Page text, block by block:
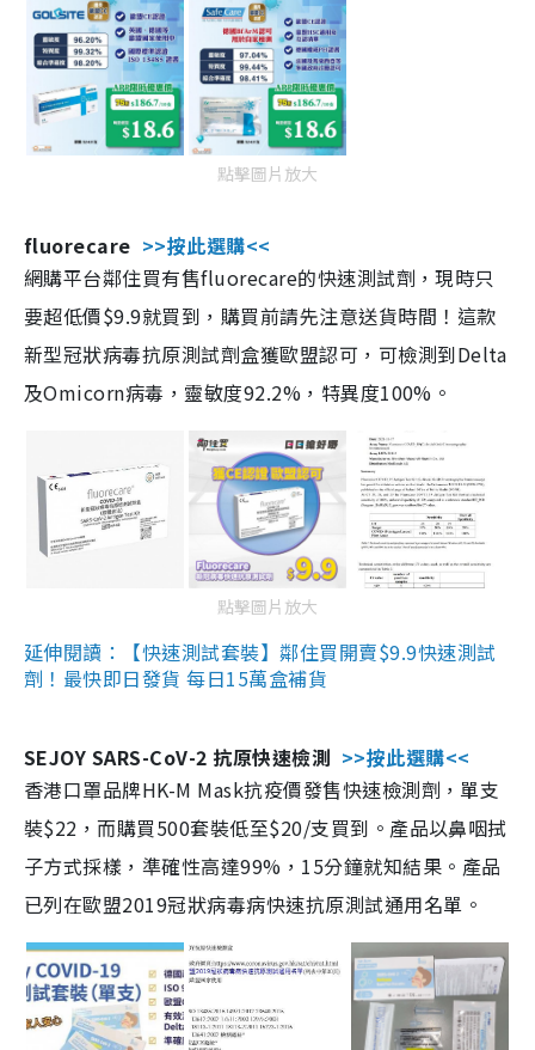
點擊圖片放大
fluorecare >>按此選購<<
網購平台鄰住買有售fluorecare的快速測試劑，現時只
要超低價$9.9就買到，購買前請先注意送貨時間！這款
新型冠狀病毒抗原測試劑盒獲歐盟認可，可檢測到Delta
及Omicorn病毒，靈敏度92.2%，特異度100%。
點擊圖片放大
延伸閱讀：【快速測試套裝】鄰住買開賣$9.9快速測試
劑！最快即日發貨 每日15萬盒補貨
SEJOY SARS-CoV-2 抗原快速檢測 >>按此選購<<
香港口罩品牌HK-M Mask抗疫價發售快速檢測劑，單支
裝$22，而購買500套裝低至$20/支買到。產品以鼻咽拭
子方式採樣，準確性高達99%，15分鐘就知結果。產品
已列在歐盟2019冠狀病毒病快速抗原測試通用名單。